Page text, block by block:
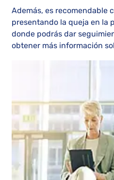
Además, es recomendable
presentando la queja en la
donde podrás dar
obtener más información